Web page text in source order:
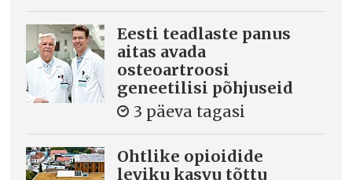
Eesti teadlaste panus
aitas avada
osteoartroosi
geneetilisi põhjuseid
3 päeva tagasi
Ohtlike opioidide
leviku kasvu tõttu